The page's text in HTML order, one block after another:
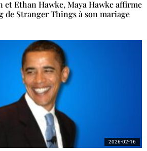
et Ethan Hawke, Maya Hawke affirme
de Stranger Things à son mariage
2026-02-16